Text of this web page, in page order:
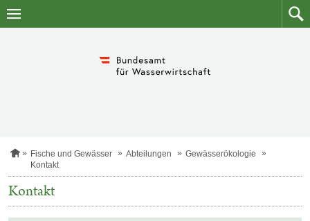
Zum
Zum
S
a
r
t
s
e
Fische und Gewässer Abteilungen
Gewässerökologie
Kontakt
Kontakt